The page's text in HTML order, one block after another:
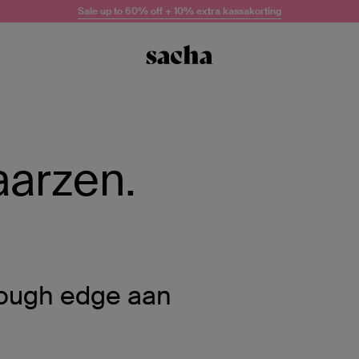
Sale up to 60% off + 10% extra kassakorting
edge aan